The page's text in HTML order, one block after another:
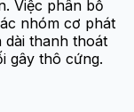
Việc phân bổ
nhóm cơ phát
thanh thoát
gây thô cứng.